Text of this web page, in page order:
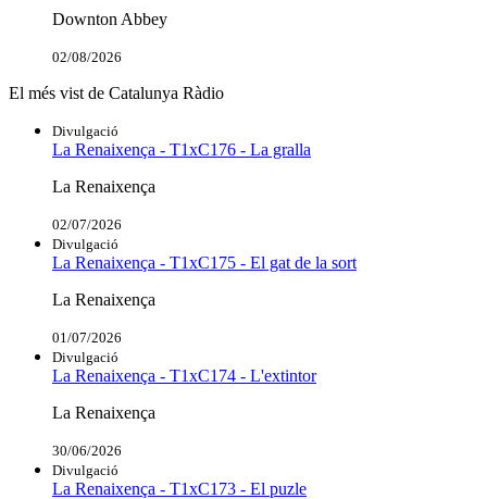
Downton Abbey
02/08/2026
El més vist de Catalunya Ràdio
Divulgació
La Renaixença - T1xC176 - La gralla
La Renaixença
02/07/2026
Divulgació
La Renaixença - T1xC175 - El gat de la sort
La Renaixença
01/07/2026
Divulgació
La Renaixença - T1xC174 - L'extintor
La Renaixença
30/06/2026
Divulgació
La Renaixença - T1xC173 - El puzle